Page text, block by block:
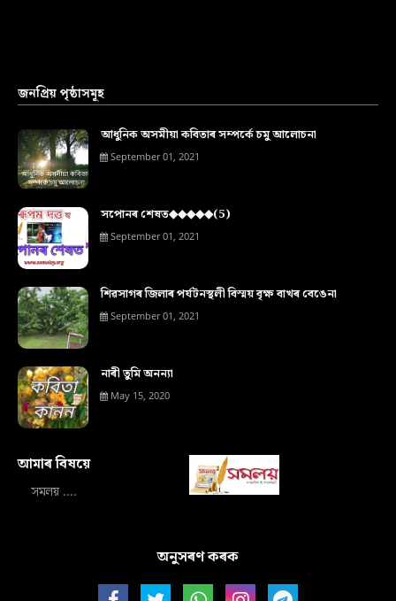
জনপ্ৰিয় পৃষ্ঠাসমূহ
আধুনিক অসমীয়া কবিতাৰ সম্পৰ্কে চমু আলোচনা
September 01, 2021
সপোনৰ শেষত◆◆◆◆◆(5)
September 01, 2021
শিৱসাগৰ জিলাৰ পৰ্যটনস্থলী বিস্ময় বৃক্ষ বাখৰ বেঙেনা
September 01, 2021
নাৰী তুমি অনন্যা
May 15, 2020
আমাৰ বিষয়ে‍
সমলয় ....
অনুসৰণ কৰক